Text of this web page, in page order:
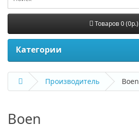
Товаров 0 (0р.)
Категории
Производитель Boen
Boen